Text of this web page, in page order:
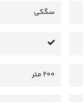
سگکی
200 متر